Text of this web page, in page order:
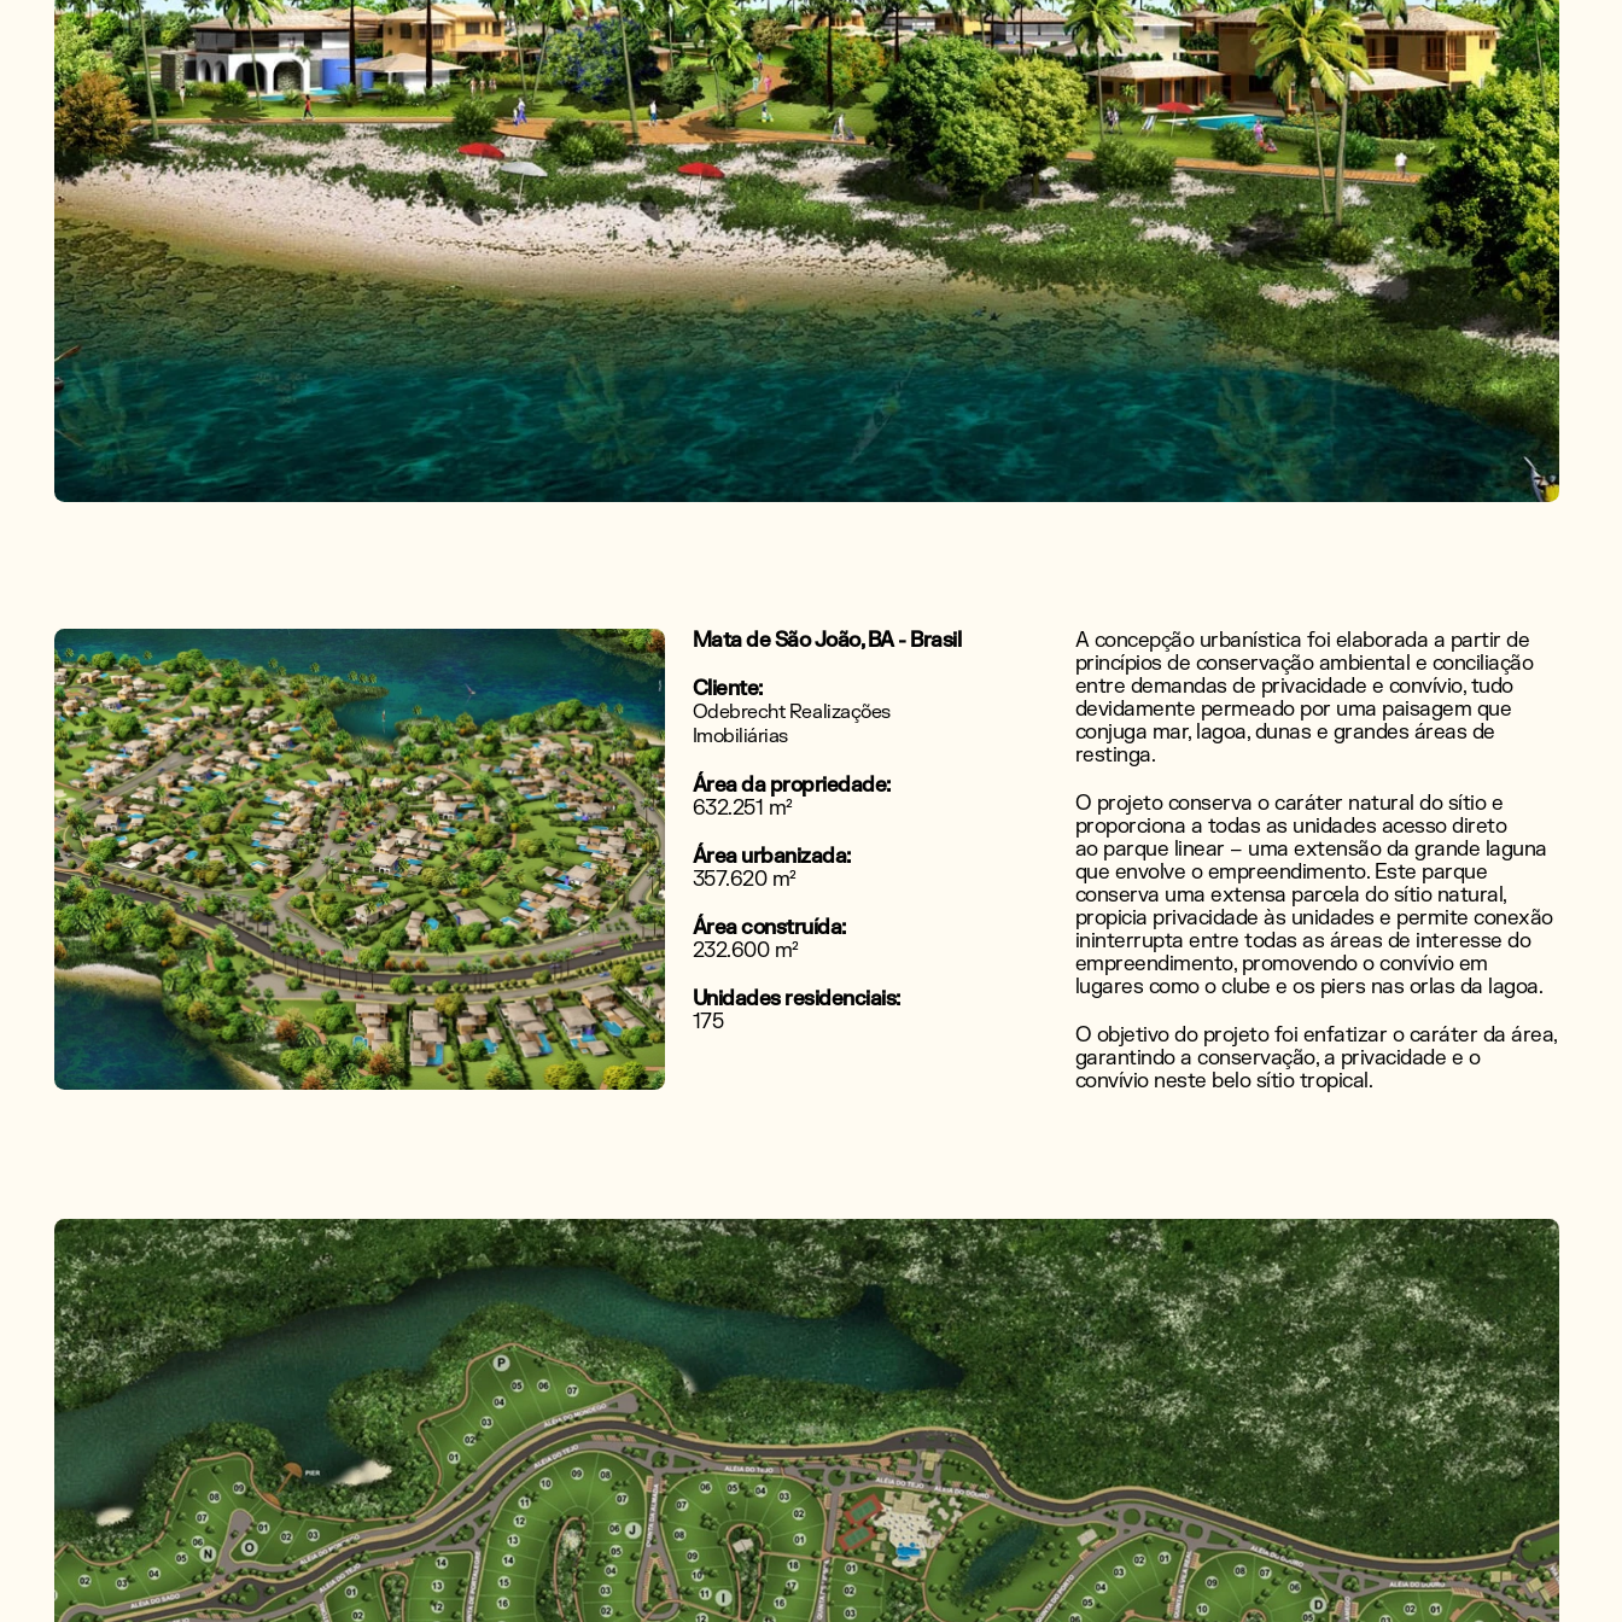
SOBRE
Mata de São João, BA - Brasil
Cliente:
Odebrecht Realizações
Imobiliárias
Área da propriedade:
632.251 m²
Área urbanizada:
357.620 m²
Área construída:
232.600 m²
Unidades residenciais:
175
A concepção urbanística foi elaborada a partir de
princípios de conservação ambiental e conciliação
entre demandas de privacidade e convívio, tudo
devidamente permeado por uma paisagem que
conjuga mar, lagoa, dunas e grandes áreas de
restinga.
O projeto conserva o caráter natural do sítio e
proporciona a todas as unidades acesso direto
ao parque linear – uma extensão da grande laguna
que envolve o empreendimento. Este parque
conserva uma extensa parcela do sítio natural,
propicia privacidade às unidades e permite conexão
ininterrupta entre todas as áreas de interesse do
empreendimento, promovendo o convívio em
lugares como o clube e os piers nas orlas da lagoa.
O objetivo do projeto foi enfatizar o caráter da área,
garantindo a conservação, a privacidade e o
convívio neste belo sítio tropical.